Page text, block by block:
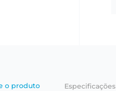
o produto Especificações